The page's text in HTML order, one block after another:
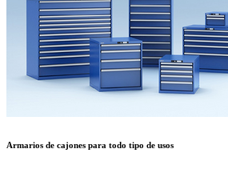
Armarios de cajones para todo tipo de usos